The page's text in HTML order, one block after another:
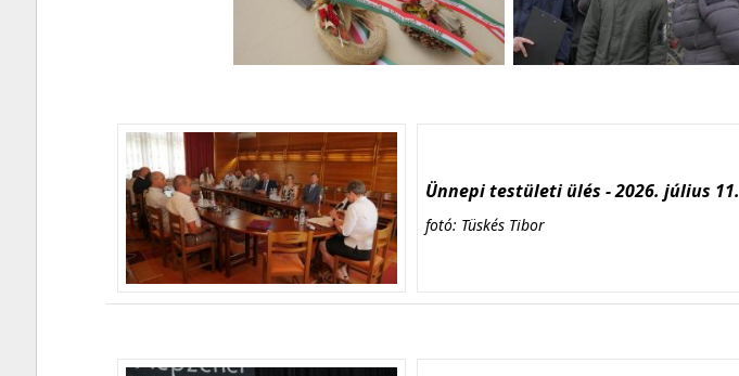
Ünnepi testületi ülés - 2026. július 11.
fotó: Tüskés Tibor